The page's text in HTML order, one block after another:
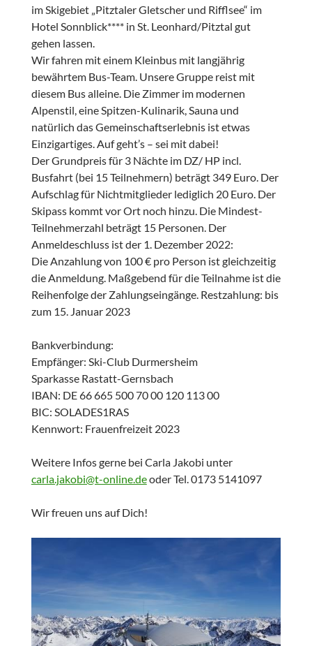
im Skigebiet „Pitztaler Gletscher und Rifflsee“ im
Hotel Sonnblick**** in St. Leonhard/Pitztal gut
gehen lassen.
Wir fahren mit einem Kleinbus mit langjährig
bewährtem Bus-Team. Unsere Gruppe reist mit
diesem Bus alleine. Die Zimmer im modernen
Alpenstil, eine Spitzen-Kulinarik, Sauna und
natürlich das Gemeinschaftserlebnis ist etwas
Einzigartiges. Auf geht’s – sei mit dabei!
Der Grundpreis für 3 Nächte im DZ/ HP incl.
Busfahrt (bei 15 Teilnehmern) beträgt 349 Euro. Der
Aufschlag für Nichtmitglieder lediglich 20 Euro. Der
Skipass kommt vor Ort noch hinzu. Die Mindest-
Teilnehmerzahl beträgt 15 Personen. Der
Anmeldeschluss ist der 1. Dezember 2022:
Die Anzahlung von 100 € pro Person ist gleichzeitig
die Anmeldung. Maßgebend für die Teilnahme ist die
Reihenfolge der Zahlungseingänge. Restzahlung: bis
zum 15. Januar 2023
Bankverbindung:
Empfänger: Ski-Club Durmersheim
Sparkasse Rastatt-Gernsbach
IBAN: DE 66 665 500 70 00 120 113 00
BIC: SOLADES1RAS
Kennwort: Frauenfreizeit 2023
Weitere Infos gerne bei Carla Jakobi unter
carla.jakobi@t-online.deoder Tel. 0173 5141097
Wir freuen uns auf Dich!